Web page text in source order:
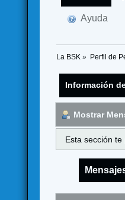
Ayuda
La BSK » Perfil de
Información
Mostrar
Esta sección